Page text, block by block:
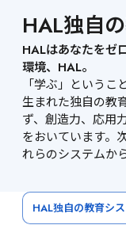
HAL独自
HALはあなたをゼ
環境、HAL。
「学ぶ」という
生まれた独自の教
ず、創造力、応用
をおいています。
れらのシステムか
HAL独自の教育シ